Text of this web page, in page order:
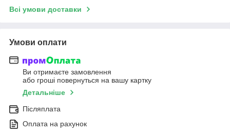
Всі умови доставки
Умови оплати
Ви отримаєте замовлення
або гроші повернуться на вашу картку
Детальніше
Післяплата
Оплата на рахунок